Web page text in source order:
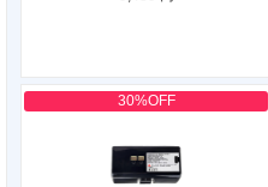
30%OFF